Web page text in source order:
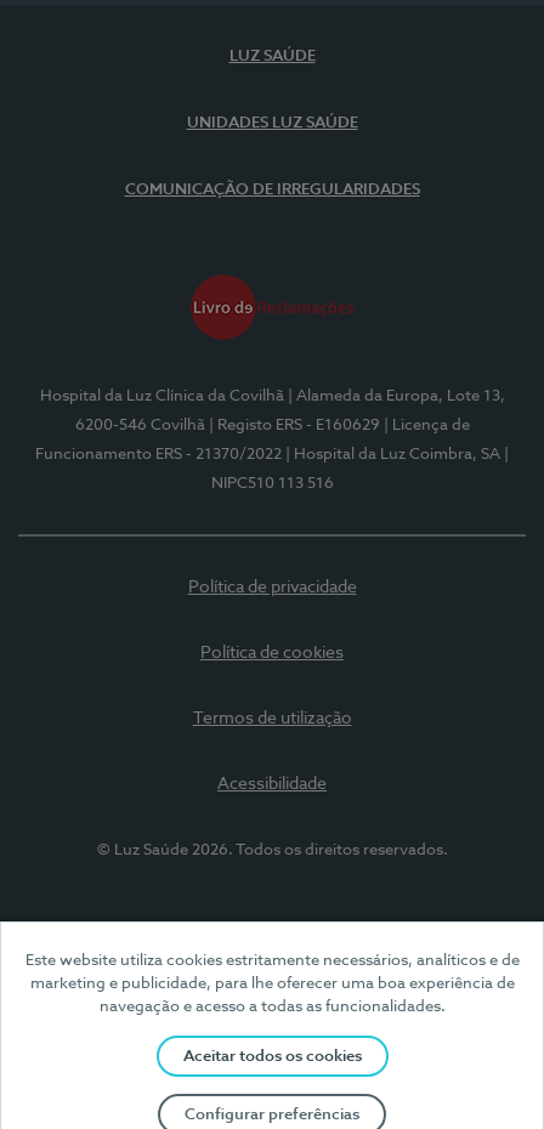
Este website utiliza cookies estritamente necessários, analíticos e de
marketing e publicidade, para lhe oferecer uma boa experiência de
navegação e acesso a todas as funcionalidades.
Aceitar todos os cookies
Configurar preferências
LUZ SAÚDE
UNIDADES LUZ SAÚDE
COMUNICAÇÃO DE IRREGULARIDADES
Hospital da Luz Clínica da Covilhã
| Alameda da Europa, Lote 13,
6200-546 Covilhã
| Registo ERS - E160629
| Licença de
Funcionamento ERS - 21370/2022
| Hospital da Luz Coimbra, SA
NIPC510 113 516
Política de privacidade
Política de cookies
Termos de utilização
Acessibilidade
© Luz Saúde 2026. Todos os direitos reservados.